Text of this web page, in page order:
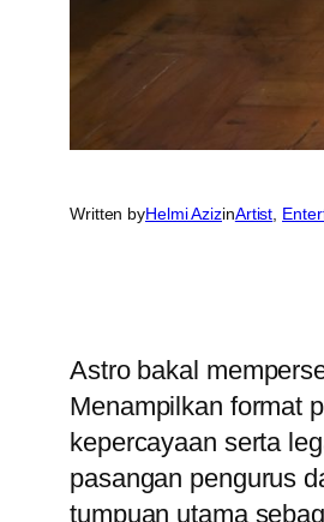
Written byHelmi AzizinArtist
Astro bakal
Menampilkan format
kepercayaan serta
pasangan pengurus
tumpuan utama